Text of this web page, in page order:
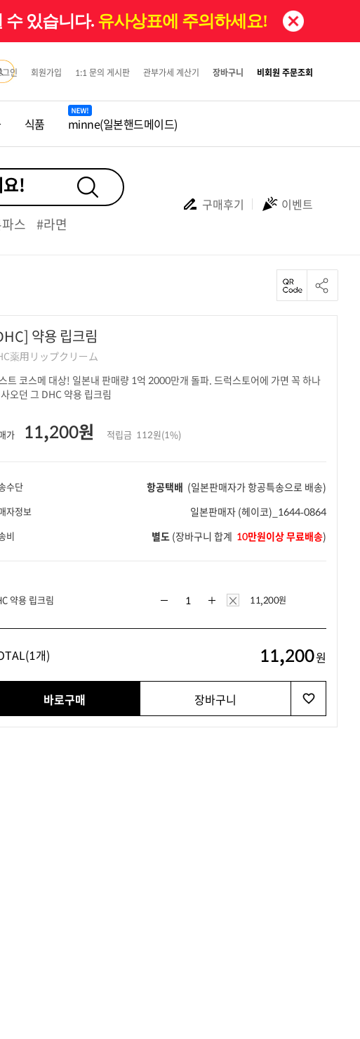
수 있습니다. 유사상표에 주의하세요!
식품 minne(일본핸드메이드)
인 회원가입 1:1 문의 게시판 관부가세 계산기 장바구니 비회원 주문조회
스 #라면
구매후기 이벤트
약용 립크림
薬用リップクリーム
트 코스메 대상! 일본내 판매량 1억 2000만개 돌파. 드럭스토어에 가면 꼭 하나
오던 그 DHC 약용 립크림
가 11,200원 적립금 112원(1%)
수단 항공택배 (일본판매자가 항공특송으로 배송)
자정보 일본판매자 (헤이코)_1644-0864
비 별도 (장바구니 합계 10만원이상 무료배송)
약용 립크림 × 11,200원
11,200원
(1개)
바로구매 장바구니